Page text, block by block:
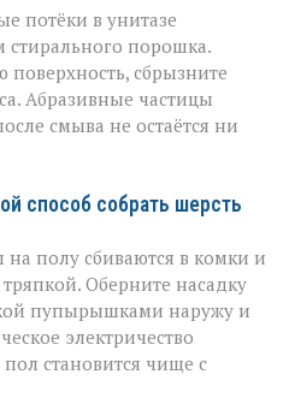
потёки в унитазе
стирального порошка.
сбрызните
Абразивные частицы
смыва не остаётся ни
способ собрать шерсть
полу сбиваются в комки и
Оберните насадку
пупырышками наружу и
электричество
становится чище с